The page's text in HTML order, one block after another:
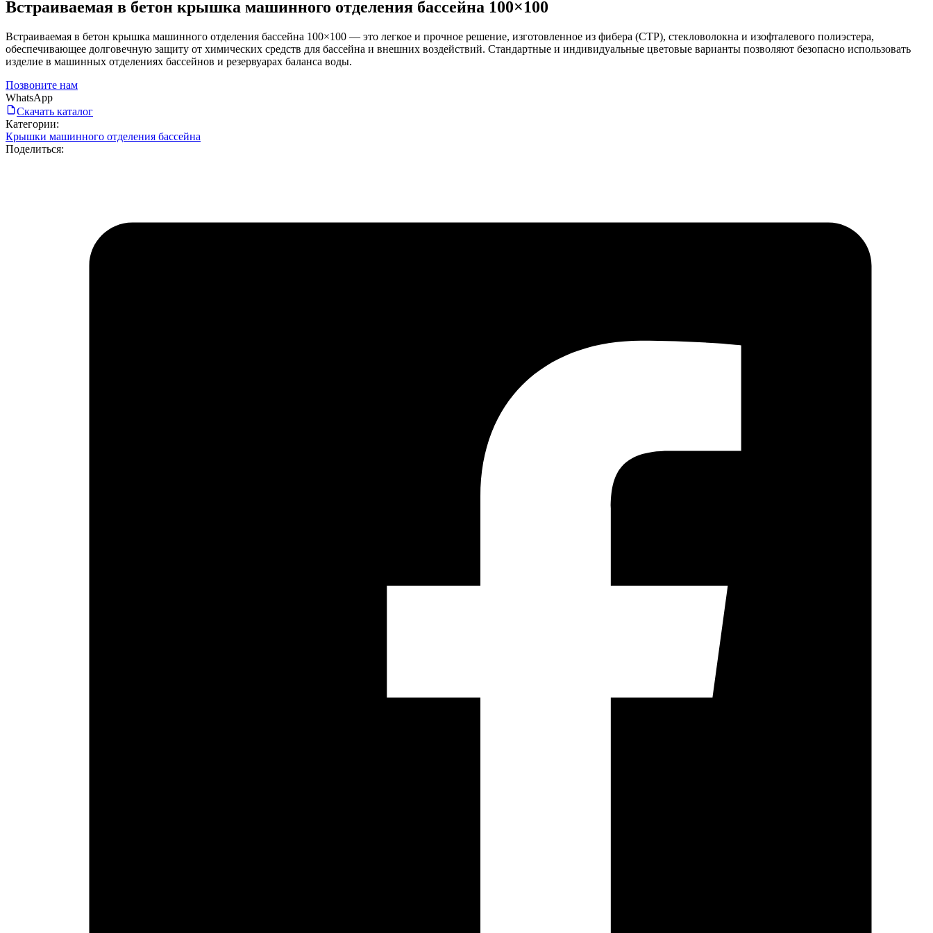
Встраиваемая в бетон крышка машинного отделения бассейна 100×100
Встраиваемая в бетон крышка машинного отделения бассейна 100×100 — это легкое и прочное решение, изготовленное из фибера (CTP), стекловолокна и изофталевого полиэстера,
обеспечивающее долговечную защиту от химических средств для бассейна и внешних воздействий. Стандартные и индивидуальные цветовые варианты позволяют безопасно использовать
изделие в машинных отделениях бассейнов и резервуарах баланса воды.
Позвоните нам
WhatsApp
Скачать каталог
Категории:
Крышки машинного отделения бассейна
Поделиться: